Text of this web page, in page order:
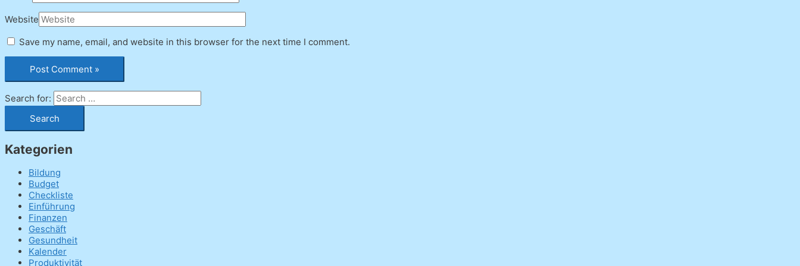
Website
Save my name, email, and website in this browser for the next time I comment.
Search for:
Kategorien
Bildung
Budget
Checkliste
Einführung
Finanzen
Geschäft
Gesundheit
Kalender
Produktivität